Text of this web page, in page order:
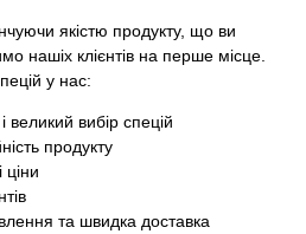
якістю продукту, що ви
нашіх клієнтів на перше місце.
у нас:
вибір спецій
продукту
та швидка доставка